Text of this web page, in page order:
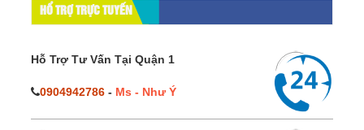
HỔ TRỢ TRỰC TUYẾN
Hỗ Trợ Tư Vấn Tại Quận 1
0904942786 - Ms - Như Ý